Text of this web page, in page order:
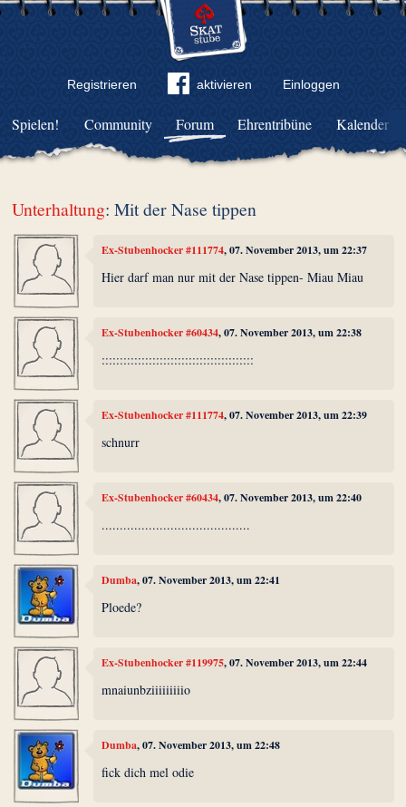
Registrieren aktivieren Einloggen
Community Forum Ehrentribüne Kalender
Spielen!
Unterhaltung: Mit der Nase tippen
Ex-Stubenhocker #111774, 07. November 2013, um 22:37
Hier darf man nur mit der Nase tippen- Miau Miau
Ex-Stubenhocker #60434, 07. November 2013, um 22:38
::::::::::::::::::::::::::::::::::::::::::
Ex-Stubenhocker #111774, 07. November 2013, um 22:39
schnurr
Ex-Stubenhocker #60434, 07. November 2013, um 22:40
.........................................
Dumba, 07. November 2013, um 22:41
Ploede?
Ex-Stubenhocker #119975, 07. November 2013, um 22:44
mnaiunbziiiiiiiiio
Dumba, 07. November 2013, um 22:48
fick dich mel odie